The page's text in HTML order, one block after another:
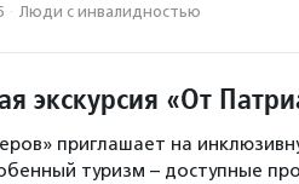
· Люди с инвалидностью
экскурсия «От
приглашает на
туризм – доступные